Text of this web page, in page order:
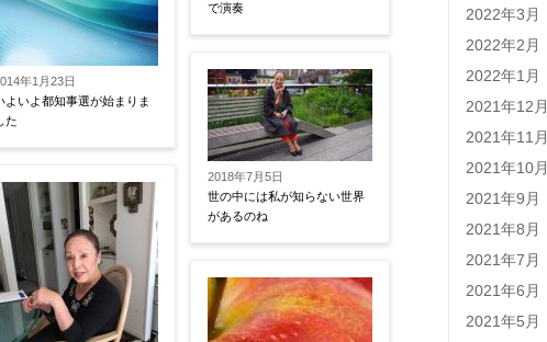
年1月23日
よいよ都知事選が始まりま
た
で演奏
2018年7月5日
世の中には私が知らない世界
があるのね
2022年3月
2022年2月
2022年1月
2021年12月
2021年11月
2021年10月
2021年9月
2021年8月
2021年7月
2021年6月
2021年5月